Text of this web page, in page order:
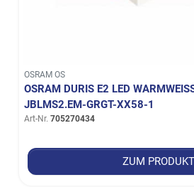
OSRAM OS
OSRAM DURIS E2 LED
BLMS2.EM-GRGT-XX58-1
Art-Nr. 705270434
ZUM PRODUKT